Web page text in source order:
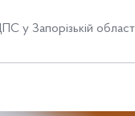
у Запорізькій